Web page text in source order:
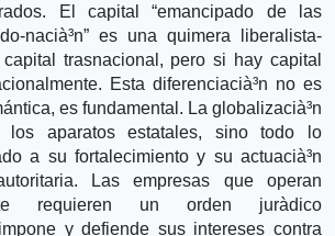
El capital “emancipado de las
nacià³n” es una quimera liberalista-
trasnacional, pero si hay capital
Esta diferenciacià³n no es
es fundamental. La globalizacià³n
los aparatos estatales, sino todo lo
a su fortalecimiento y su actuacià³n
Las empresas que operan
requieren un orden jurà­dico
y defiende sus intereses contra